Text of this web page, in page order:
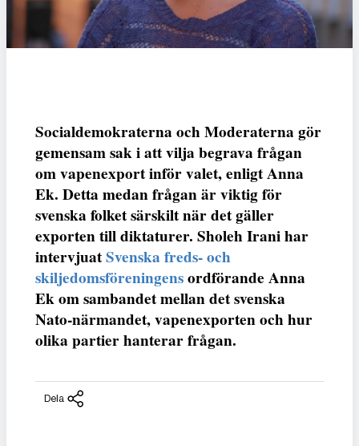
Socialdemokraterna och Moderaterna gör
gemensam sak i att vilja begrava frågan
om vapenexport inför valet, enligt Anna
Ek. Detta medan frågan är viktig för
svenska folket särskilt när det gäller
exporten till diktaturer. Sholeh Irani har
intervjuatSvenska freds- och
skiljedomsföreningensordförande Anna
Ek om sambandet mellan det svenska
Nato-närmandet, vapenexporten och hur
olika partier hanterar frågan.
Dela